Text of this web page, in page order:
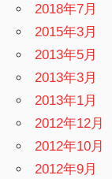
2018年7月
2015年3月
2013年5月
2013年3月
2013年1月
2012年12月
2012年10月
2012年9月